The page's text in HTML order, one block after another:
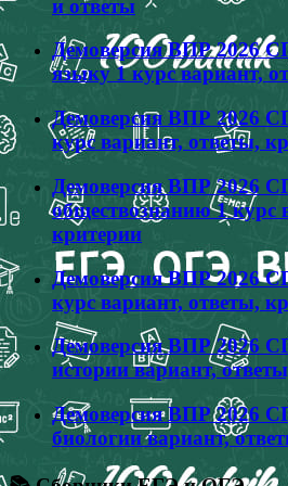
и ответы
Демоверсия ВПР 2026
языку 1 курс вариант,
Демоверсия ВПР 2026
курс вариант, ответы,
Демоверсия ВПР 2026
обществознанию 1 курс
критерии
Демоверсия ВПР 2026
курс вариант, ответы,
Демоверсия ВПР 2026
истории вариант,
Демоверсия ВПР 2026
биологии вариант,